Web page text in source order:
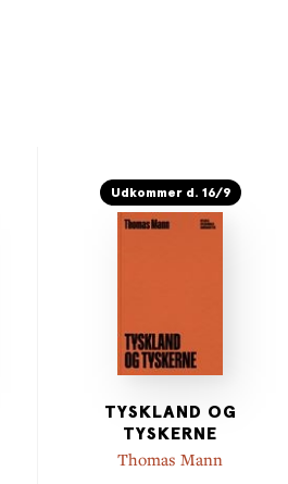
Udkommer d. 16/9
TYSKLAND OG
TYSKERNE
Thomas Mann